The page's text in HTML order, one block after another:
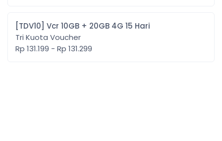
[TDV10] Vcr 10GB + 20GB 4G 15 Hari
Tri Kuota Voucher
Rp 131.199 - Rp 131.299